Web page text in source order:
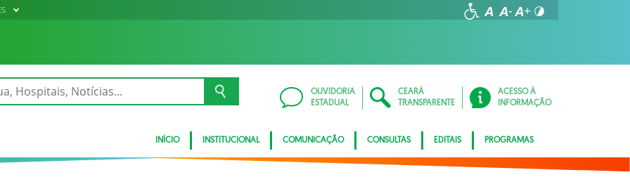
OUVIDORIA
ESTADUAL
CEARÁ
TRANSPARENTE
ACESSO À
INFORMAÇÃO
INÍCIO INSTITUCIONAL COMUNICAÇÃO CONSULTAS EDITAIS PROGRAMAS